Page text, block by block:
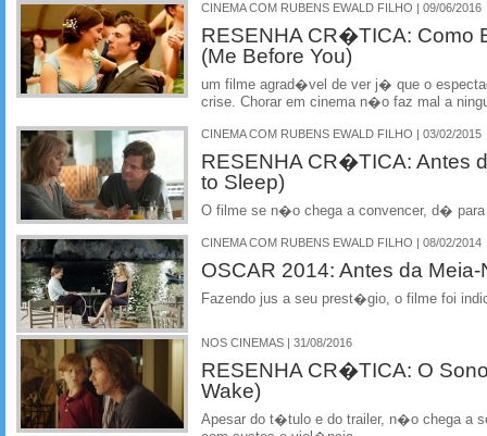
CINEMA COM RUBENS EWALD FILHO | 09/06/2016
RESENHA CR�TICA: Como
(Me Before You)
um filme agrad�vel de ver j� que o
crise. Chorar em cinema n�o faz mal a
CINEMA COM RUBENS EWALD FILHO | 03/02/2015
RESENHA CR�TICA: Antes
to Sleep)
O filme se n�o chega a convencer, d� para
CINEMA COM RUBENS EWALD FILHO | 08/02/2014
OSCAR 2014: Antes da
Fazendo jus a seu prest�gio, o filme foi
NOS CINEMAS | 31/08/2016
RESENHA CR�TICA: O
Wake)
Apesar do t�tulo e do trailer, n�o chega a